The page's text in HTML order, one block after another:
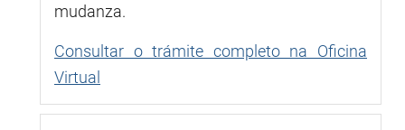
mudanza.
Consultar o trámite completo na Oficina
Virtual